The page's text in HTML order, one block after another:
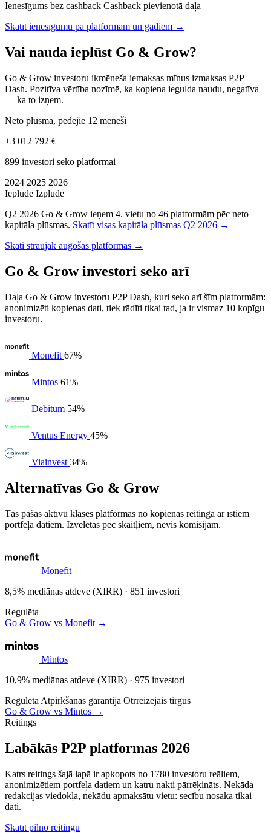
Ienesīgums bez cashback Cashback pievienotā daļa
Skatīt ienesīgumu pa platformām un gadiem →
Vai nauda ieplūst Go & Grow?
Go & Grow investoru ikmēneša iemaksas mīnus izmaksas P2P
Dash. Pozitīva vērtība nozīmē, ka kopiena iegulda naudu, negatīva
— ka to izņem.
Neto plūsma, pēdējie 12 mēneši
+3 012 792 €
899 investori seko platformai
2024 2025 2026
Ieplūde Izplūde
Q2 2026 Go & Grow ieņem 4. vietu no 46 platformām pēc neto
kapitāla plūsmas. Skatīt visas kapitāla plūsmas Q2 2026 →
Skati straujāk augošās platformas →
Go & Grow investori seko arī
Daļa Go & Grow investoru P2P Dash, kuri seko arī šīm platformām:
anonimizēti kopienas dati, tiek rādīti tikai tad, ja ir vismaz 10 kopīgu
investoru.
Monefit 67%
Mintos 61%
Debitum 54%
Ventus Energy 45%
Viainvest 34%
Alternatīvas Go & Grow
Tās pašas aktīvu klases platformas no kopienas reitinga ar īstiem
portfeļa datiem. Izvēlētas pēc skaitļiem, nevis komisijām.
Monefit
8,5% mediānas atdeve (XIRR) · 851 investori
Regulēta
Go & Grow vs Monefit →
Mintos
10,9% mediānas atdeve (XIRR) · 975 investori
Regulēta Atpirkšanas garantija Otrreizējais tirgus
Go & Grow vs Mintos →
Reitings
Labākās P2P platformas 2026
Katrs reitings šajā lapā ir apkopots no 1780 investoru reāliem,
anonimizētiem portfeļa datiem un katru nakti pārrēķināts. Nekāda
redakcijas viedokļa, nekādu apmaksātu vietu: secību nosaka tikai
dati.
Skatīt pilno reitingu